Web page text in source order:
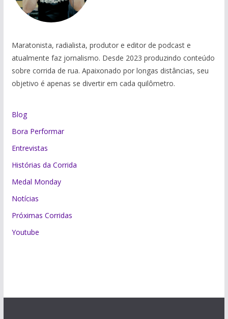
Maratonista, radialista, produtor e editor de podcast e
atualmente faz jornalismo. Desde 2023 produzindo conteúdo
sobre corrida de rua. Apaixonado por longas distâncias, seu
objetivo é apenas se divertir em cada quilômetro.
Blog
Bora Performar
Entrevistas
Histórias da Corrida
Medal Monday
Notícias
Próximas Corridas
Youtube